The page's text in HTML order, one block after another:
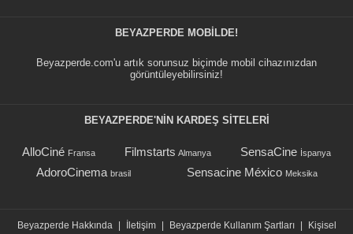
BEYAZPERDE MOBILDE!
Beyazperde.com'u artık sorunsuz biçimde mobil cihazınızdan
görüntüleyebilirsiniz!
BEYAZPERDE'NIN KARDEŞ SİTELERİ
AlloCiné Fransa Filmstarts Almanya SensaCine İspanya
AdoroCinema brasil Sensacine México Meksika
Beyazperde Hakkında | İletişim | Beyazperde Kullanım Şartları | Kişisel